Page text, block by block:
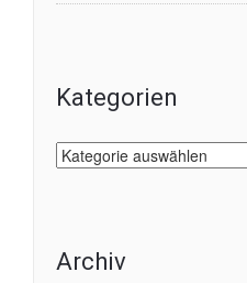
Kategorien
Kategorien
Archiv